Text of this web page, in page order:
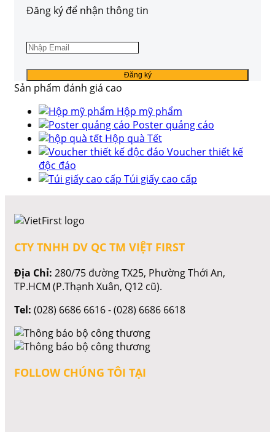
Đăng ký để nhận thông tin
Sản phẩm đánh giá cao
Hộp mỹ phẩm
Poster quảng cáo
Hộp quà Tết
Voucher thiết kế
độc đáo
Túi giấy cao cấp
CTY TNHH DV QC TM VIỆT FIRST
Địa Chỉ: 280/75 đường TX25, Phường Thới An,
TP.HCM (P.Thạnh Xuân, Q12 cũ).
Tel: (028) 6686 6616 - (028) 6686 6618
FOLLOW CHÚNG TÔI TẠI